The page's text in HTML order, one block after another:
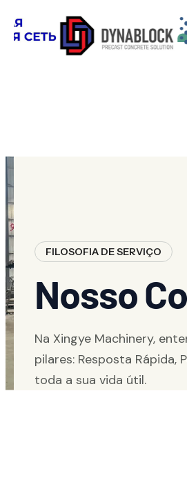
FILOSOFIA DE SERVIÇO
Nosso
Na Xingye Machinery,
pilares: Resposta
toda a sua vida útil.